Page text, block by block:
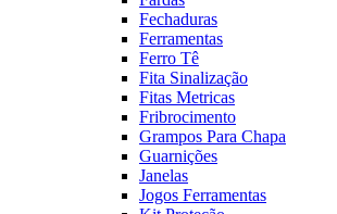
Fechaduras
Ferramentas
Ferro Tê
Fita Sinalização
Fitas Metricas
Fribrocimento
Grampos Para Chapa
Guarnições
Janelas
Jogos Ferramentas